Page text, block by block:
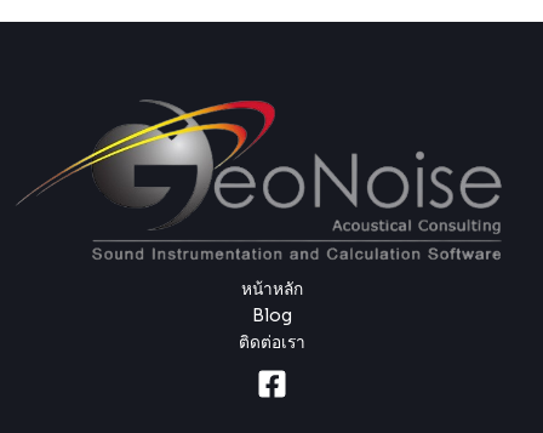
หน้าหลัก
Blog
ติดต่อเรา